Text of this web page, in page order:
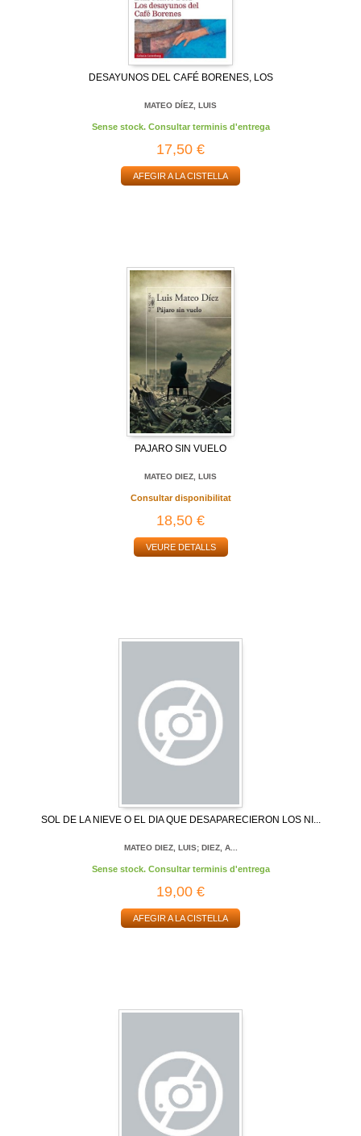
DESAYUNOS DEL CAFÉ BORENES, LOS
MATEO DÍEZ, LUIS
Sense stock. Consultar terminis d'entrega
17,50 €
AFEGIR A LA CISTELLA
PAJARO SIN VUELO
MATEO DIEZ, LUIS
Consultar disponibilitat
18,50 €
VEURE DETALLS
SOL DE LA NIEVE O EL DIA QUE DESAPARECIERON LOS NI...
MATEO DIEZ, LUIS; DIEZ, A...
Sense stock. Consultar terminis d'entrega
19,00 €
AFEGIR A LA CISTELLA